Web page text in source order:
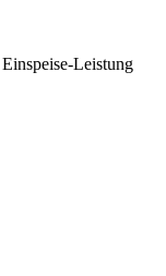
Leistung